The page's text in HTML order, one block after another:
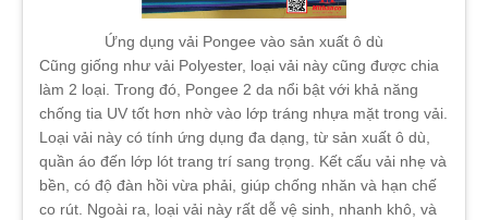
Ứng dụng vải Pongee vào sản xuất ô dù
Cũng giống như vải Polyester, loại vải này cũng được chia
làm 2 loại. Trong đó, Pongee 2 da nổi bật với khả năng
chống tia UV tốt hơn nhờ vào lớp tráng nhựa mặt trong vải.
Loại vải này có tính ứng dụng đa dạng, từ sản xuất ô dù,
quần áo đến lớp lót trang trí sang trọng. Kết cấu vải nhẹ và
bền, có độ đàn hồi vừa phải, giúp chống nhăn và hạn chế
co rút. Ngoài ra, loại vải này rất dễ vệ sinh, nhanh khô, và